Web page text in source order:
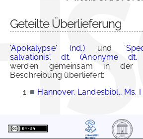
Geteilte Überlieferung
'Apokalypse' (nd.)und
salvationis', dt. (Anonyme dt.
werden gemeinsam in der
Beschreibung überliefert:
■ Hannover, Landesbibl., Ms. I